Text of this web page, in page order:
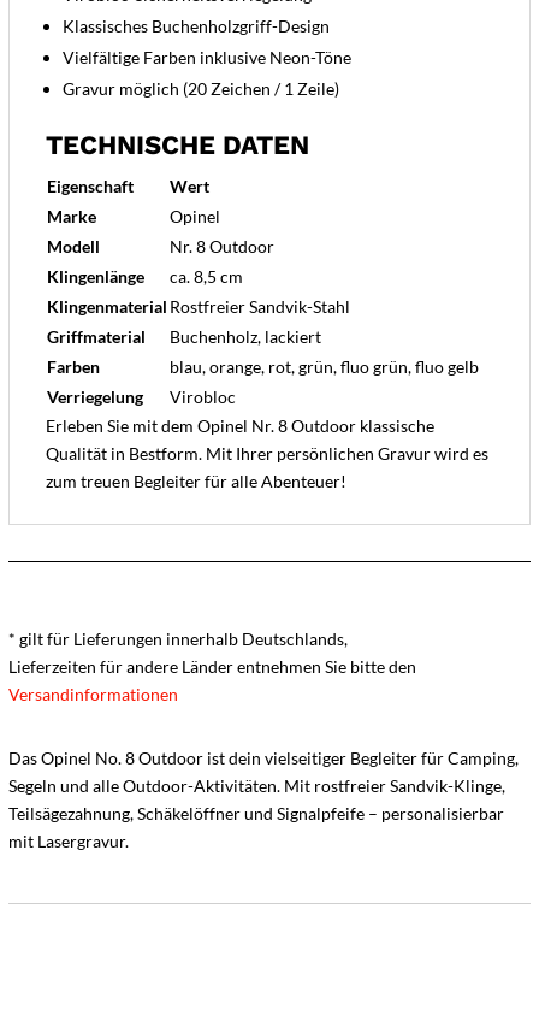
Klassisches Buchenholzgriff-Design
Vielfältige Farben inklusive Neon-Töne
Gravur möglich (20 Zeichen / 1 Zeile)
TECHNISCHE DATEN
Eigenschaft
Wert
Marke
Opinel
Modell
Nr. 8 Outdoor
Klingenlänge
ca. 8,5 cm
Klingenmaterial Rostfreier Sandvik-Stahl
Griffmaterial
Buchenholz, lackiert
Farben
blau, orange, rot, grün, fluo grün, fluo gelb
Verriegelung
Virobloc
Erleben Sie mit dem Opinel Nr. 8 Outdoor klassische
Qualität in Bestform. Mit Ihrer persönlichen Gravur wird es
zum treuen Begleiter für alle Abenteuer!
* gilt für Lieferungen innerhalb Deutschlands,
Lieferzeiten für andere Länder entnehmen Sie bitte den
Versandinformationen
Das Opinel No. 8 Outdoor ist dein vielseitiger Begleiter für Camping,
Segeln und alle Outdoor-Aktivitäten. Mit rostfreier Sandvik-Klinge,
Teilsägezahnung, Schäkelöffner und Signalpfeife – personalisierbar
mit Lasergravur.